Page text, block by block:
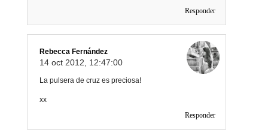
Responder
Rebecca Fernández
14 oct 2012, 12:47:00
La pulsera de cruz es preciosa!
xx
Responder